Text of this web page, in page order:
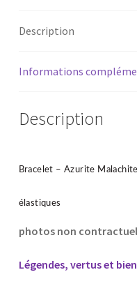
Description
Informations
Description
Bracelet – Azurite Malachite
élastiques
photos non
Légendes, vertus et